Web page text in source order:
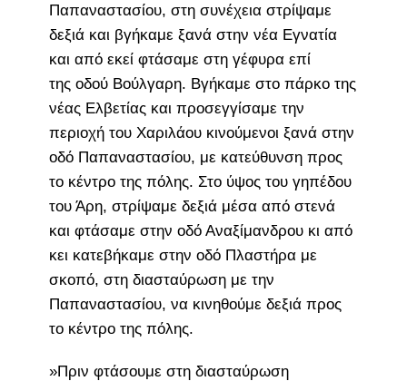
Παπαναστασίου, στη συνέχεια στρίψαμε
δεξιά και βγήκαμε ξανά στην νέα Εγνατία
και από εκεί φτάσαμε στη γέφυρα επί
της οδού Βούλγαρη. Βγήκαμε στο πάρκο της
νέας Ελβετίας και προσεγγίσαμε την
περιοχή του Χαριλάου κινούμενοι ξανά στην
οδό Παπαναστασίου, με κατεύθυνση προς
το κέντρο της πόλης. Στο ύψος του γηπέδου
του Άρη, στρίψαμε δεξιά μέσα από στενά
και φτάσαμε στην οδό Αναξίμανδρου κι από
κει κατεβήκαμε στην οδό Πλαστήρα με
σκοπό, στη διασταύρωση με την
Παπαναστασίου, να κινηθούμε δεξιά προς
το κέντρο της πόλης.
»Πριν φτάσουμε στη διασταύρωση